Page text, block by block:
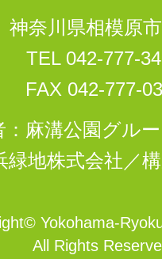
奈川県相模原
TEL 042-777-
FAX 042-777-
：麻溝公園グル
緑地株式会社／
© Yokohama-
All Rights